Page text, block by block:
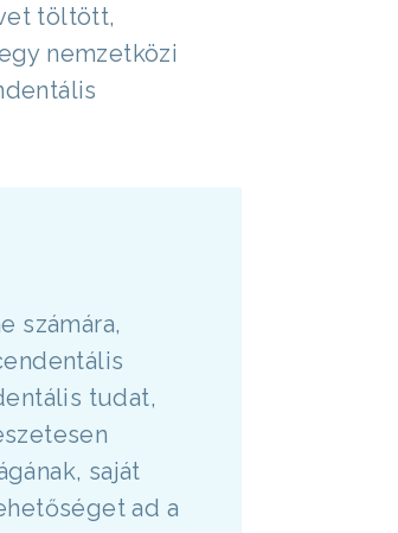
töltött,
nemzetközi
számára,
tudat,
saját
ad a